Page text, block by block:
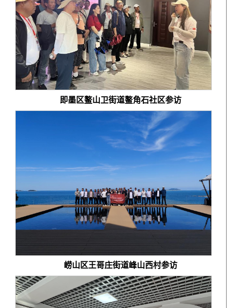
即墨区鳌山卫街道鳌角石社区参访
崂山区王哥庄街道峰山西村参访